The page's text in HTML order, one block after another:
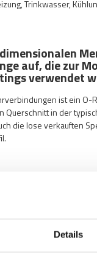
Details
Trinkwasser,
auf, die zur
verwendet
ist ein O-
Querschnitt in der
die lose verkauften
von - 20°
mit temporary Spitzen